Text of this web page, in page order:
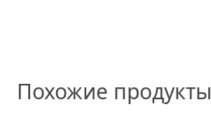
Похожие продукты